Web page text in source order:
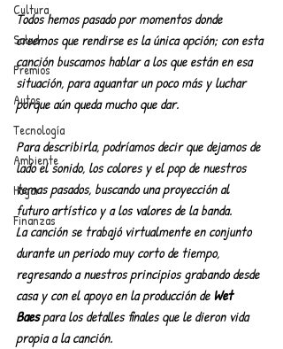
Cultura
Salud
Premios
Autos
Tecnología
Ambiente
Hogar
Finanzas
Todos hemos pasado por momentos donde
creemos que rendirse es la única opción; con esta
canción buscamos hablar a los que están en esa
situación, para aguantar un poco más y luchar
porque aún queda mucho que dar.
Para describirla, podríamos decir que dejamos de
lado el sonido, los colores y el pop de nuestros
temas pasados, buscando una proyección al
futuro artístico y a los valores de la banda.
La canción se trabajó virtualmente en conjunto
durante un periodo muy corto de tiempo,
regresando a nuestros principios grabando desde
casa y con el apoyo en la producción de Wet
Baes para los detalles finales que le dieron vida
propia a la canción.